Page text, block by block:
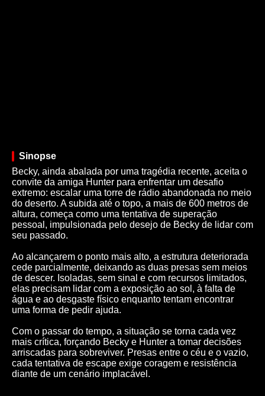
Sinopse
Becky, ainda abalada por uma tragédia recente, aceita o
convite da amiga Hunter para enfrentar um desafio
extremo: escalar uma torre de rádio abandonada no meio
do deserto. A subida até o topo, a mais de 600 metros de
altura, começa como uma tentativa de superação
pessoal, impulsionada pelo desejo de Becky de lidar com
seu passado.
Ao alcançarem o ponto mais alto, a estrutura deteriorada
cede parcialmente, deixando as duas presas sem meios
de descer. Isoladas, sem sinal e com recursos limitados,
elas precisam lidar com a exposição ao sol, à falta de
água e ao desgaste físico enquanto tentam encontrar
uma forma de pedir ajuda.
Com o passar do tempo, a situação se torna cada vez
mais crítica, forçando Becky e Hunter a tomar decisões
arriscadas para sobreviver. Presas entre o céu e o vazio,
cada tentativa de escape exige coragem e resistência
diante de um cenário implacável.